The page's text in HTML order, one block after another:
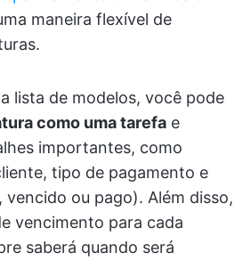
maneira flexível de
lista de modelos, você pode
como uma tarefa e
importantes, como
tipo de pagamento e
ou pago). Além disso,
vencimento para cada
saberá quando será